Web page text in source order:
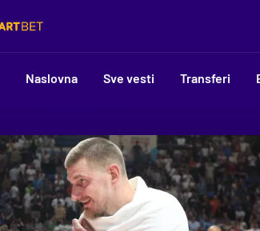
Naslovna Sve vesti Transferi